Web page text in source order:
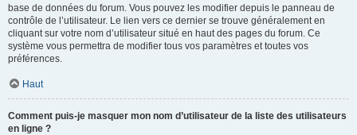
base de données du forum. Vous pouvez les modifier depuis le panneau de
contrôle de l’utilisateur. Le lien vers ce dernier se trouve généralement en
cliquant sur votre nom d’utilisateur situé en haut des pages du forum. Ce
système vous permettra de modifier tous vos paramètres et toutes vos
préférences.
Haut
Comment puis-je masquer mon nom d’utilisateur de la liste des utilisateurs
en ligne ?